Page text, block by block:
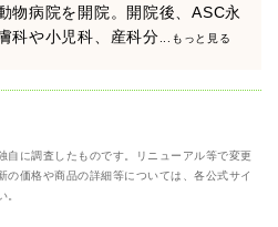
物病院を開院。開院後、ASC永
科や小児科、産科分...もっと見る
に調査したものです。リニューアル等で変更
の価格や商品の詳細等については、各公式サイ
。